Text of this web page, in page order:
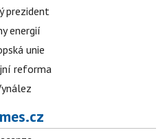
prezident
energií
unie
reforma